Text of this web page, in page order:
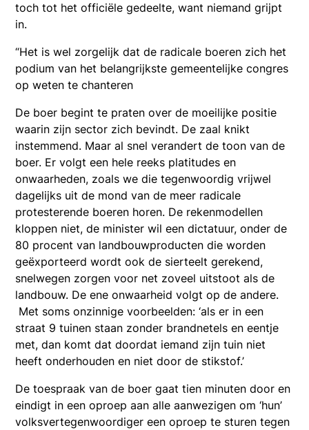
toch tot het officiële gedeelte, want niemand grijpt
in.
“Het is wel zorgelijk dat de radicale boeren zich het
podium van het belangrijkste gemeentelijke congres
op weten te chanteren
De boer begint te praten over de moeilijke positie
waarin zijn sector zich bevindt. De zaal knikt
instemmend. Maar al snel verandert de toon van de
boer. Er volgt een hele reeks platitudes en
onwaarheden, zoals we die tegenwoordig vrijwel
dagelijks uit de mond van de meer radicale
protesterende boeren horen. De rekenmodellen
kloppen niet, de minister wil een dictatuur, onder de
80 procent van landbouwproducten die worden
geëxporteerd wordt ook de sierteelt gerekend,
snelwegen zorgen voor net zoveel uitstoot als de
landbouw. De ene onwaarheid volgt op de andere.
Met soms onzinnige voorbeelden: ‘als er in een
straat 9 tuinen staan zonder brandnetels en eentje
met, dan komt dat doordat iemand zijn tuin niet
heeft onderhouden en niet door de stikstof.’
De toespraak van de boer gaat tien minuten door en
eindigt in een oproep aan alle aanwezigen om ‘hun’
volksvertegenwoordiger een oproep te sturen tegen